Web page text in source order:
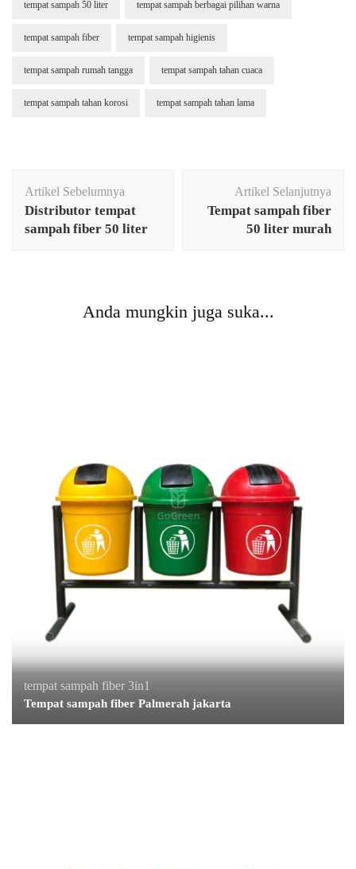
tempat sampah 50 liter tempat sampah berbagai pilihan warna
tempat sampah fiber tempat sampah higienis
tempat sampah rumah tangga tempat sampah tahan cuaca
tempat sampah tahan korosi tempat sampah tahan lama
Artikel
Artikel Sebelumnya
Distributor tempat
sampah fiber 50 liter
Artikel Selanjutnya
Tempat sampah fiber
50 liter murah
Anda mungkin juga suka...
tempat sampah fiber 3in1
Tempat sampah fiber Palmerah jakarta